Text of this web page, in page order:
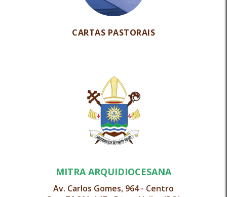
CARTAS PASTORAIS
MITRA ARQUIDIOCESANA
Av. Carlos Gomes, 964 - Centro